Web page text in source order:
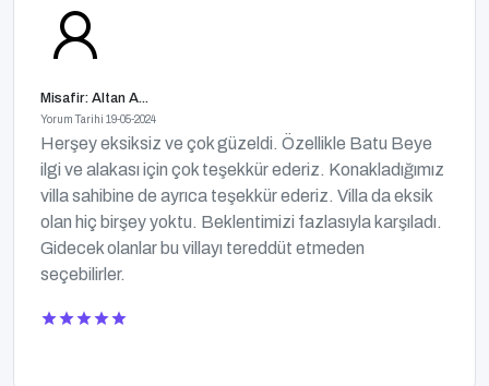
Misafir: Altan A...
Yorum Tarihi 19-05-2024
Herşey eksiksiz ve çok güzeldi. Özellikle Batu Beye
ilgi ve alakası için çok teşekkür ederiz. Konakladığımız
villa sahibine de ayrıca teşekkür ederiz. Villa da eksik
olan hiç birşey yoktu. Beklentimizi fazlasıyla karşıladı.
Gidecek olanlar bu villayı tereddüt etmeden
seçebilirler.